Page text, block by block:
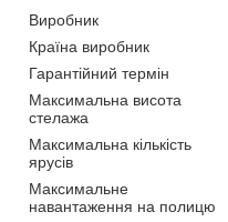
Виробник
Країна виробник
Гарантійний термін
Максимальна висота
стелажа
Максимальна кількість
ярусів
Максимальне
навантаження на полицю